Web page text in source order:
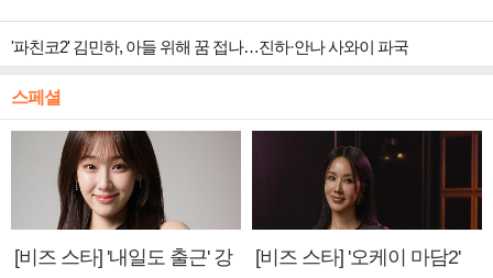
'파친코2' 김민하, 아들 위해 꿈 접나…진하·안나 사와이 파국
스페셜
[비즈 스타] '내일도 출근' 강
[비즈 스타] '오케이 마담2'